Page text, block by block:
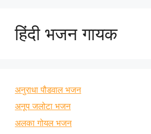
हिंदी भजन गायक
अनुराधा पौडवाल भजन
अनूप जलोटा भजन
अलका गोयल भजन